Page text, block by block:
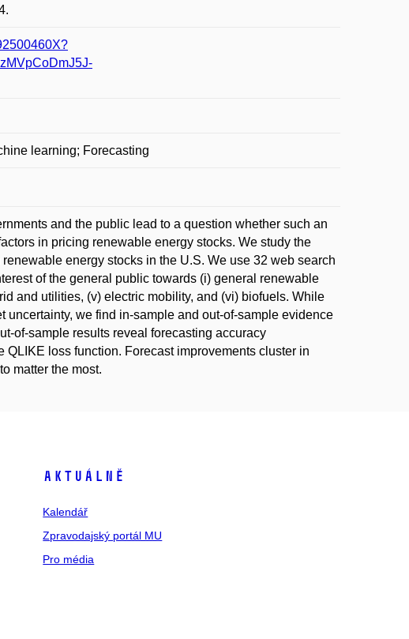
learning; Forecasting
and the public lead to a question whether such an
in pricing renewable energy stocks. We study the
energy stocks in the U.S. We use 32 web search
of the general public towards (i) general renewable
and utilities, (v) electric mobility, and (vi) biofuels. While
we find in-sample and out-of-sample evidence
of-sample results reveal forecasting accuracy
loss function. Forecast improvements cluster in
matter the most.
Aktuálně
Kalendář
Zpravodajský portál MU
Pro média